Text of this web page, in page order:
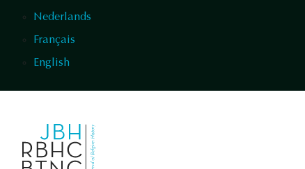
Nederlands
Français
English